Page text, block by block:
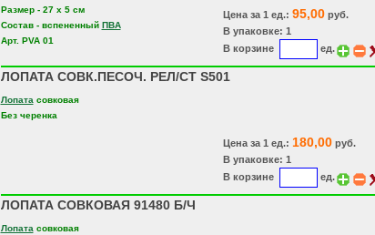
Размер - 27 х 5 см
Состав - вспененный ПВА
Арт. PVA 01
Цена за 1 ед.: 95,00руб.
В упаковке: 1
В корзине
ед.
ЛОПАТА СОВК.ПЕСОЧ. РЕЛ/СТ S501
Лопата совковая
Без черенка
Цена за 1 ед.: 180,00руб.
В упаковке: 1
В корзине
ед.
ЛОПАТА СОВКОВАЯ 91480 Б/Ч
Лопата совковая